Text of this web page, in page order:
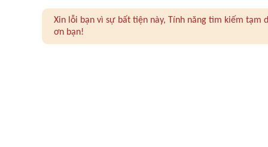
Xin lỗi bạn vì sự bất tiện này, Tính năng tìm kiếm
ơn bạn!